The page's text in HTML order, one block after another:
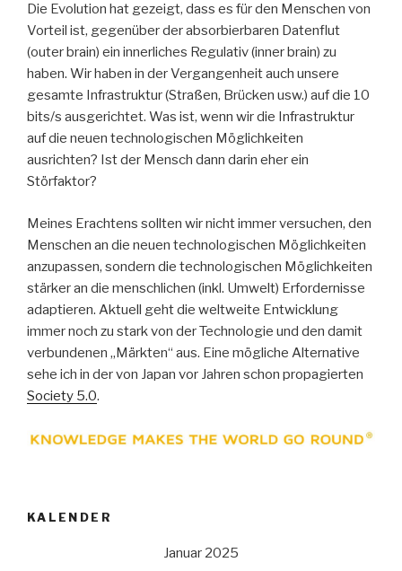
Die Evolution hat gezeigt, dass es für den Menschen von
Vorteil ist, gegenüber der absorbierbaren Datenflut
(outer brain) ein innerliches Regulativ (inner brain) zu
haben. Wir haben in der Vergangenheit auch unsere
gesamte Infrastruktur (Straßen, Brücken usw.) auf die 10
bits/s ausgerichtet. Was ist, wenn wir die Infrastruktur
auf die neuen technologischen Möglichkeiten
ausrichten? Ist der Mensch dann darin eher ein
Störfaktor?
Meines Erachtens sollten wir nicht immer versuchen, den
Menschen an die neuen technologischen Möglichkeiten
anzupassen, sondern die technologischen Möglichkeiten
stärker an die menschlichen (inkl. Umwelt) Erfordernisse
adaptieren. Aktuell geht die weltweite Entwicklung
immer noch zu stark von der Technologie und den damit
verbundenen „Märkten“ aus. Eine mögliche Alternative
sehe ich in der von Japan vor Jahren schon propagierten
Society 5.0.
KALENDER
Januar 2025